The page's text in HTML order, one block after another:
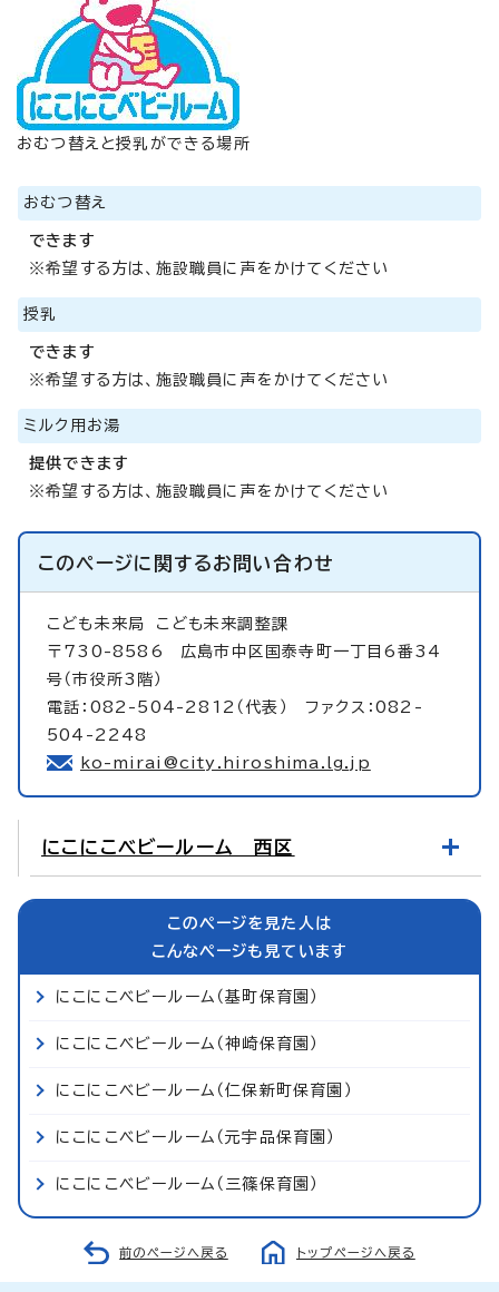
おむつ替えと授乳ができる場所
おむつ替え
できます
※希望する方は、施設職員に声をかけてください
授乳
できます
※希望する方は、施設職員に声をかけてください
ミルク用お湯
提供できます
※希望する方は、施設職員に声をかけてください
このページに関するお問い合わせ
こども未来局 こども未来調整課
〒730-8586 広島市中区国泰寺町一丁目6番34
号（市役所3階）
電話：082-504-2812（代表） ファクス：082-
504-2248
ko-mirai@city.hiroshima.lg.jp
にこにこベビールーム 西区
このページを見た人は
こんなページも見ています
にこにこベビールーム（基町保育園）
にこにこベビールーム（神崎保育園）
にこにこベビールーム（仁保新町保育園）
にこにこベビールーム（元宇品保育園）
にこにこベビールーム（三篠保育園）
前のページへ戻る トップページへ戻る